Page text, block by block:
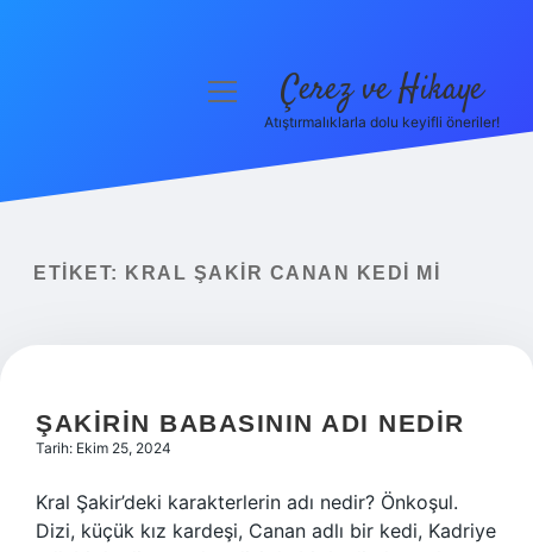
Yasal Uyarı
menüyü Çerez ve Hikaye
Atıştırmalıklarla dolu keyifli öneriler!
ETIKET: KRAL ŞAKIR CANAN KEDI MI
ŞAKIRIN BABASININ ADI NEDIR
Tarih: Ekim 25, 2024
Kral Şakir’deki karakterlerin adı nedir? Önkoşul.
Dizi, küçük kız kardeşi, Canan adlı bir kedi, Kadriye